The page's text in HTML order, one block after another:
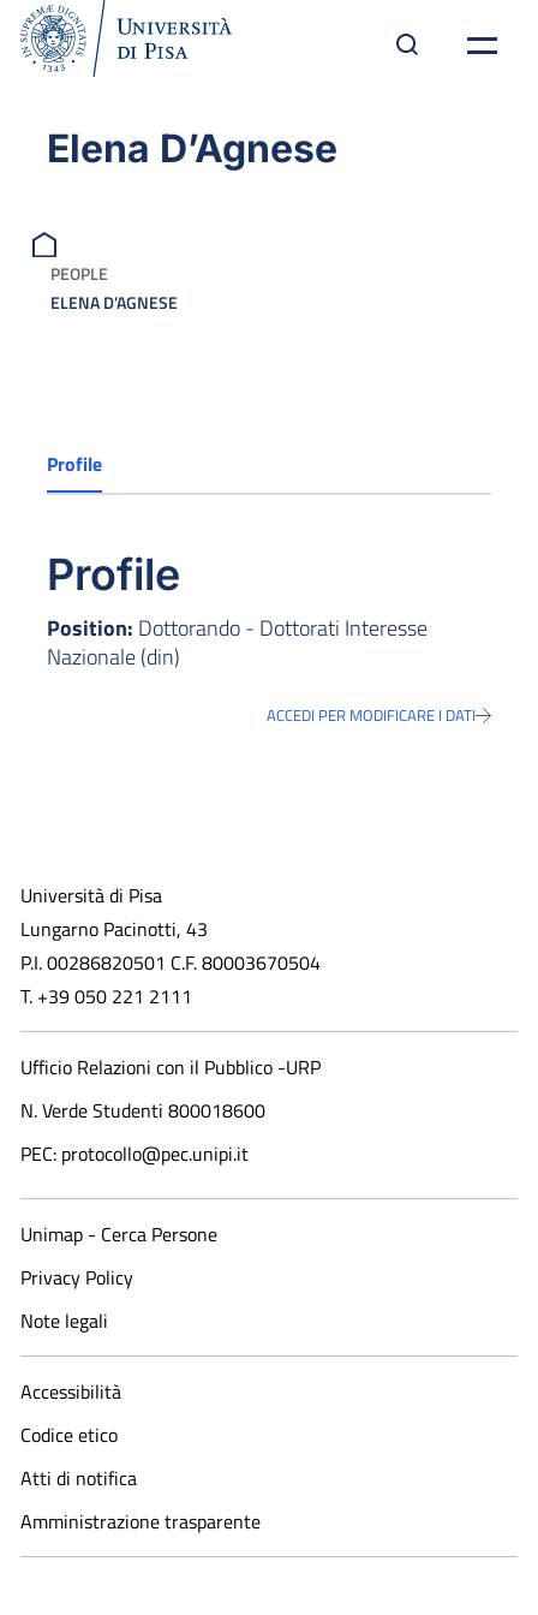
Elena D’Agnese
PEOPLE
ELENA D’AGNESE
Profile
Profile
Position: Dottorando - Dottorati Interesse
Nazionale (din)
ACCEDI PER MODIFICARE I DATI
Università di Pisa
Lungarno Pacinotti, 43
P.I. 00286820501 C.F. 80003670504
T. +39 050 221 2111
Ufficio Relazioni con il Pubblico -URP
N. Verde Studenti 800018600​
PEC: protocollo@pec.unipi.it
Unimap - Cerca Persone
Privacy Policy
Note legali
Accessibilità
Codice etico
Atti di notifica
Amministrazione trasparente